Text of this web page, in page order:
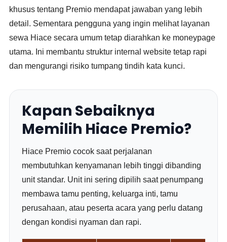
khusus tentang Premio mendapat jawaban yang lebih
detail. Sementara pengguna yang ingin melihat layanan
sewa Hiace secara umum tetap diarahkan ke moneypage
utama. Ini membantu struktur internal website tetap rapi
dan mengurangi risiko tumpang tindih kata kunci.
Kapan Sebaiknya
Memilih Hiace Premio?
Hiace Premio cocok saat perjalanan
membutuhkan kenyamanan lebih tinggi dibanding
unit standar. Unit ini sering dipilih saat penumpang
membawa tamu penting, keluarga inti, tamu
perusahaan, atau peserta acara yang perlu datang
dengan kondisi nyaman dan rapi.